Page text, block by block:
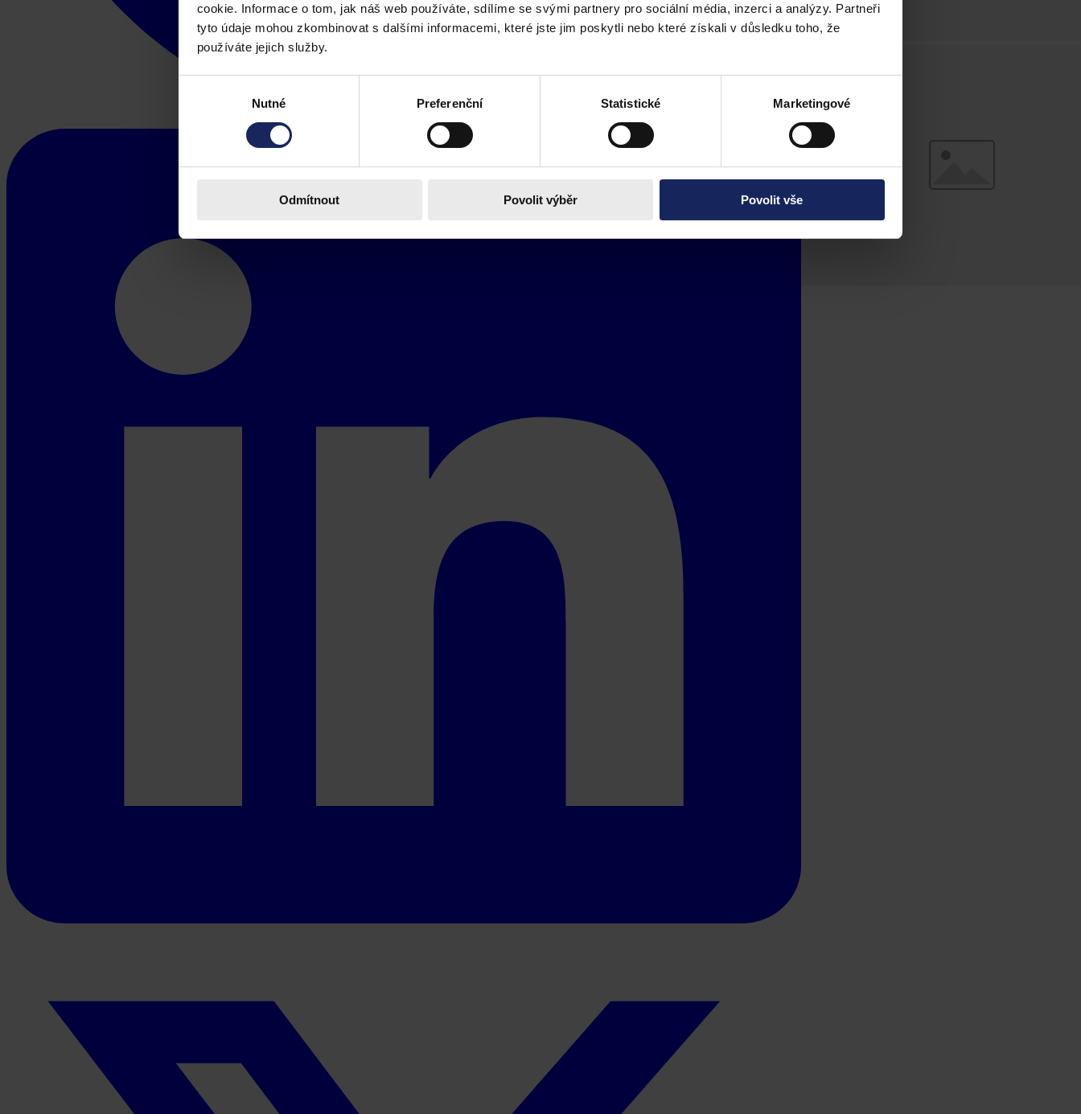
cookie. Informace o tom, jak náš web používáte, sdílíme se svými partnery pro sociální média, inzerci a analýzy. Partneři
tyto údaje mohou zkombinovat s dalšími informacemi, které jste jim poskytli nebo které získali v důsledku toho, že
používáte jejich služby.
Nutné Preferenční Statistické Marketingové
Odmítnout Povolit výběr Povolit vše